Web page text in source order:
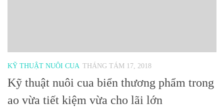
KỸ THUẬT NUÔI CUA THÁNG TÁM 17, 2018
Kỹ thuật nuôi cua biển thương phẩm trong
ao vừa tiết kiệm vừa cho lãi lớn